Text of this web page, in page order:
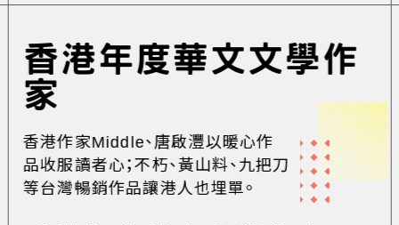
香港年度華文文學作
家
香港作家Middle、唐啟灃以暖心作
品收服讀者心；不朽、黃山料、九把刀
等台灣暢銷作品讓港人也埋單。